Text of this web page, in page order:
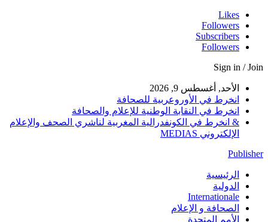
Likes
Followers
Subscribers
Followers
Sign in / Join
الأحد, أغسطس 9, 2026
انخرط في الأوروعربية للصحافة
انخرط في النقابة الوطنية للإعلام والصحافة
& انخرط في الكونفدرالية المغربية لناشري الصحف والإعلام
الإلكتروني MEDIAS
Publisher
الرئيسية
الدولية
Internationale
الصحافة و الإعلام
الأمم المتحدة